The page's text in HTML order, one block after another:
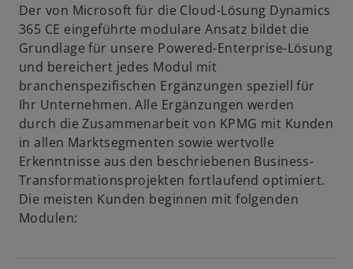
Der von Microsoft für die Cloud-Lösung Dynamics
365 CE eingeführte modulare Ansatz bildet die
Grundlage für unsere Powered-Enterprise-Lösung
und bereichert jedes Modul mit
branchenspezifischen Ergänzungen speziell für
Ihr Unternehmen. Alle Ergänzungen werden
durch die Zusammenarbeit von KPMG mit Kunden
in allen Marktsegmenten sowie wertvolle
Erkenntnisse aus den beschriebenen Business-
Transformationsprojekten fortlaufend optimiert.
Die meisten Kunden beginnen mit folgenden
Modulen: